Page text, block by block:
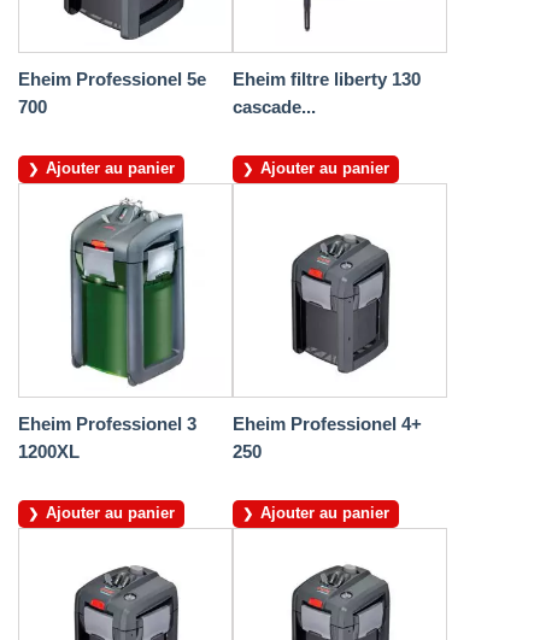
Eheim Professionel 5e
700
Ajouter au panier
Eheim filtre liberty 130
cascade...
Ajouter au panier
Eheim Professionel 3
1200XL
Ajouter au panier
Eheim Professionel 4+
250
Ajouter au panier